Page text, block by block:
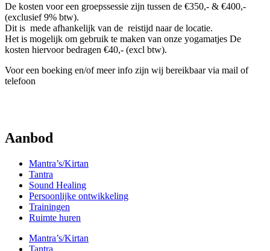
De kosten voor een groepssessie zijn tussen de €350,- & €400,-
(exclusief 9% btw).
Dit is mede afhankelijk van de reistijd naar de locatie.
Het is mogelijk om gebruik te maken van onze yogamatjes De
kosten hiervoor bedragen €40,- (excl btw).
Voor een boeking en/of meer info zijn wij bereikbaar via mail of
telefoon
Aanbod
Mantra’s/Kirtan
Tantra
Sound Healing
Persoonlijke ontwikkeling
Trainingen
Ruimte huren
Mantra’s/Kirtan
Tantra